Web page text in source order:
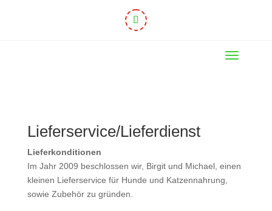
Lieferservice/Lieferdienst
Lieferkonditionen
Im Jahr 2009 beschlossen wir, Birgit und Michael, einen
kleinen Lieferservice für Hunde und Katzennahrung,
sowie Zubehör zu gründen.